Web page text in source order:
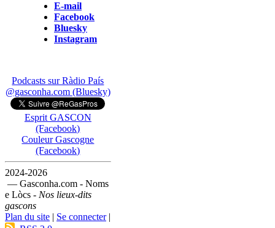
E-mail
Facebook
Bluesky
Instagram
Podcasts sur Ràdio País
@gasconha.com (Bluesky)
Esprit GASCON
(Facebook)
Couleur Gascogne
(Facebook)
2024-2026
— Gasconha.com - Noms
e Lòcs - Nos lieux-dits
gascons
Plan du site | Se connecter|